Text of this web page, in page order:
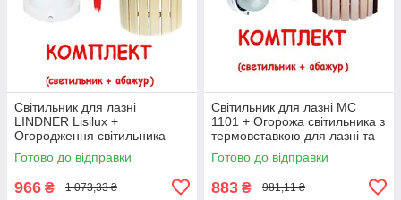
Світильник для лазні
LINDNER Lisilux +
Огородження світильника
для лазні та сауни PRO, липа
Готово до відправки
966 ₴ 1 073,33 ₴
Світильник для лазні МС
1101 + Огорожа світильника з
термовставкою для лазні та
сауни PRO, липа
Готово до відправки
883 ₴ 981,11 ₴